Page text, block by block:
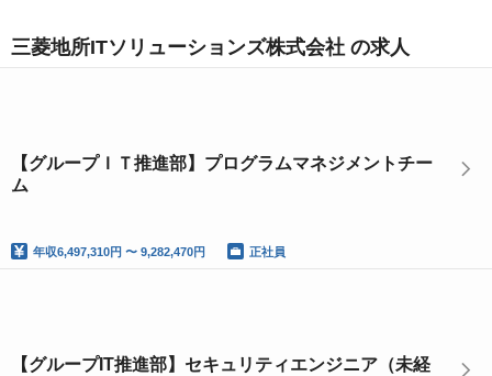
三菱地所ITソリューションズ株式会社 の求人
【グループＩＴ推進部】プログラムマネジメントチー
ム
年収6,497,310円 〜 9,282,470円 正社員
【グループIT推進部】セキュリティエンジニア（未経